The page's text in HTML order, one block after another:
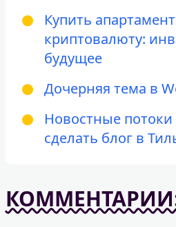
Купить
криптовалюту:
будущее
Дочерняя тема в
Новостные потоки
сделать блог в